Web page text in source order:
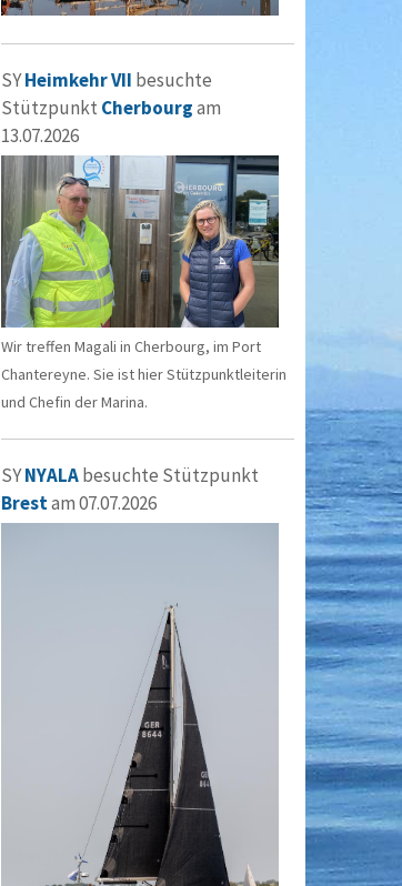
SYHeimkehr VII besuchte
Stützpunkt Cherbourgam
13.07.2026
Wir treffen Magali in Cherbourg, im Port
Chantereyne. Sie ist hier Stützpunktleiterin
und Chefin der Marina.
SYNYALAbesuchte Stützpunkt
Brestam 07.07.2026